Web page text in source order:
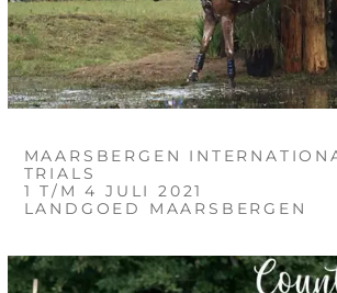
MAARSBERGEN
TRIALS
1 T/M 4 JULI 2021
LANDGOED MAARSBERGEN